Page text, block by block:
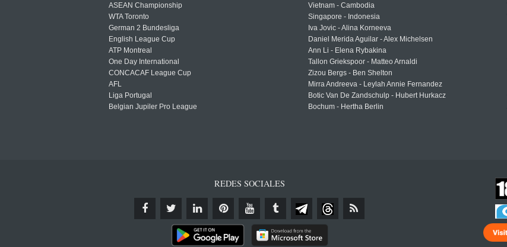
ASEAN Championship
WTA Toronto
German 2 Bundesliga
English League Cup
ATP Montreal
One Day International
CONCACAF League Cup
AFL
Liga Portugal
Belgian Jupiler Pro League
Vietnam - Cambodia
Singapore - Indonesia
Iva Jovic - Alina Korneeva
Daniel Merida Aguilar - Alex Michelsen
Ann Li - Elena Rybakina
Tallon Griekspoor - Matteo Arnaldi
Zizou Bergs - Ben Shelton
Mirra Andreeva - Leylah Annie Fernandez
Botic Van De Zandschulp - Hubert Hurkacz
Bochum - Hertha Berlin
REDES SOCIALES